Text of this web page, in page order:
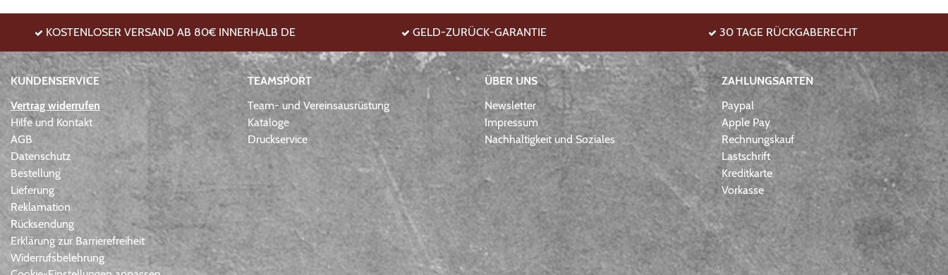
KOSTENLOSER VERSAND AB 80€ INNERHALB DE GELD-ZURÜCK-GARANTIE 30 TAGE RÜCKGABERECHT
KUNDENSERVICE
Vertrag widerrufen
Hilfe und Kontakt
AGB
Datenschutz
Bestellung
Lieferung
Reklamation
Rücksendung
Erklärung zur Barrierefreiheit
Widerrufsbelehrung
TEAMSPORT
Team- und Vereinsausrüstung
Kataloge
Druckservice
ÜBER UNS
Newsletter
Impressum
Nachhaltigkeit und Soziales
ZAHLUNGSARTEN
Paypal
Apple Pay
Rechnungskauf
Lastschrift
Kreditkarte
Vorkasse